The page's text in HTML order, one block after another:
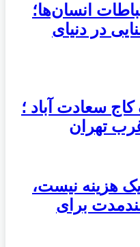
انسان‌ها؛
در دنیای
سعادت آباد ؛
تهران
هزینه نیست،
برای